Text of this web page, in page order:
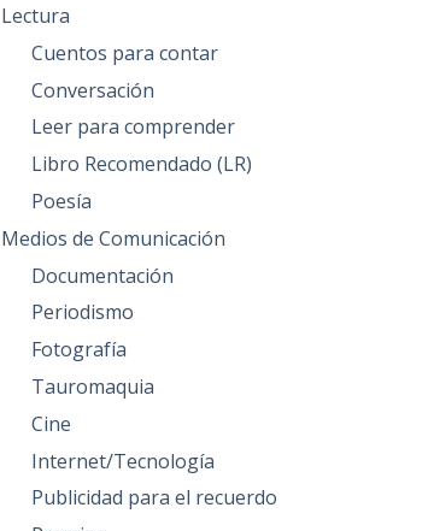
Lectura
Cuentos para contar
Conversación
Leer para comprender
Libro Recomendado (LR)
Poesía
Medios de Comunicación
Documentación
Periodismo
Fotografía
Tauromaquia
Cine
Internet/Tecnología
Publicidad para el recuerdo